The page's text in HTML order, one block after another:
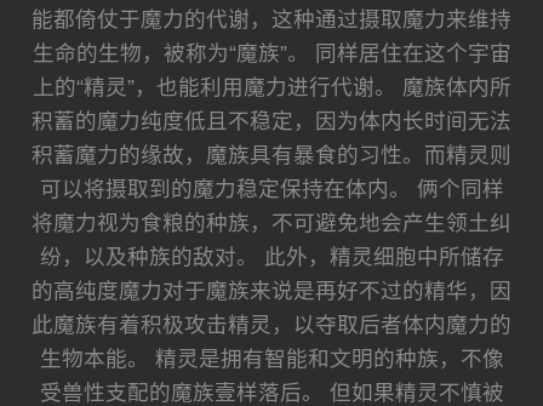
能都倚仗于魔力的代谢，这种通过摄取魔力来维持
生命的生物，被称为“魔族”。 同样居住在这个宇宙
上的“精灵”，也能利用魔力进行代谢。 魔族体内所
积蓄的魔力纯度低且不稳定，因为体内长时间无法
积蓄魔力的缘故，魔族具有暴食的习性。而精灵则
可以将摄取到的魔力稳定保持在体内。 俩个同样
将魔力视为食粮的种族，不可避免地会产生领土纠
纷，以及种族的敌对。 此外，精灵细胞中所储存
的高纯度魔力对于魔族来说是再好不过的精华，因
此魔族有着积极攻击精灵，以夺取后者体内魔力的
生物本能。 精灵是拥有智能和文明的种族，不像
受兽性支配的魔族壹样落后。 但如果精灵不慎被